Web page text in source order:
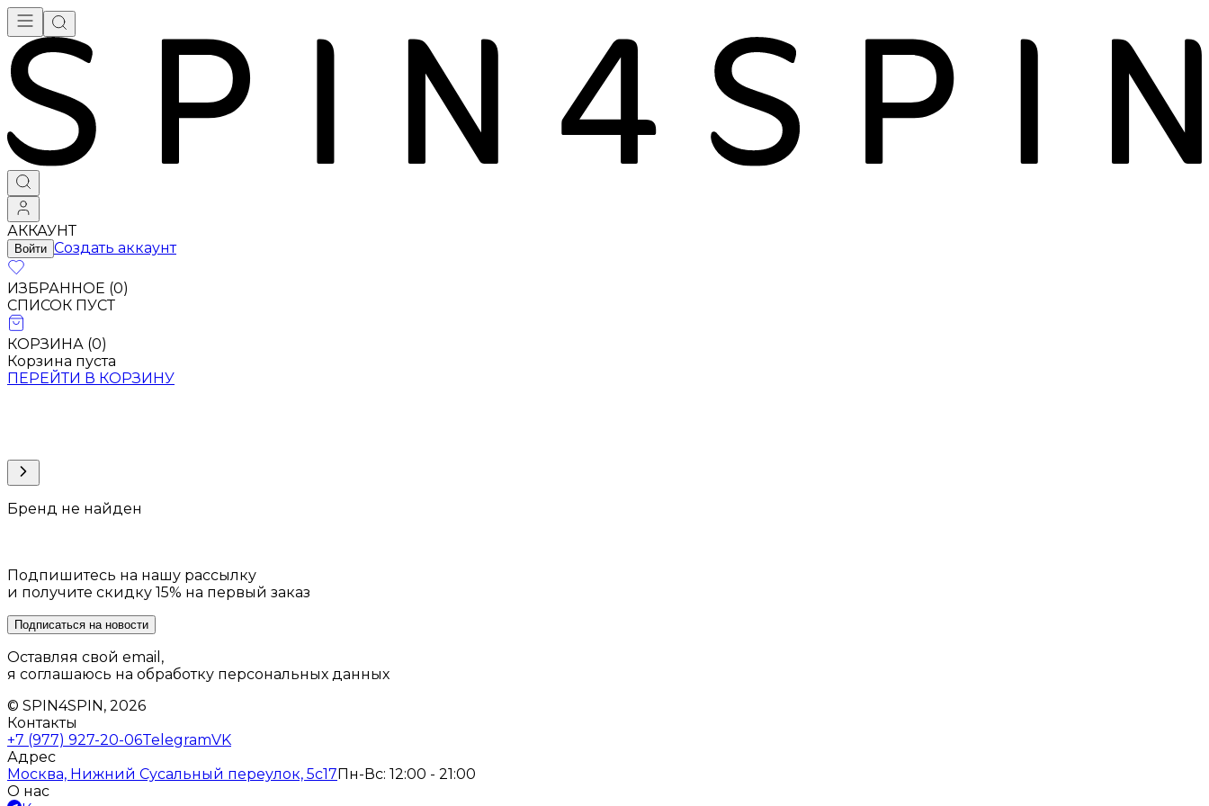
АККАУНТ
Войти Создать аккаунт
ИЗБРАННОЕ (0)
СПИСОК ПУСТ
КОРЗИНА (0)
Корзина пуста
ПЕРЕЙТИ В КОРЗИНУ
Бренд не найден
Подпишитесь на нашу рассылку
и получите скидку 15% на первый заказ
Подписаться на новости
Оставляя свой email,
я соглашаюсь на обработку персональных данных
© SPIN4SPIN, 2026
Контакты
+7 (977) 927-20-06TelegramVK
Адрес
Москва, Нижний Сусальный переулок, 5с17 Пн-Вс: 12:00 - 21:00
О нас
Брендовая одежда - купить в Москве